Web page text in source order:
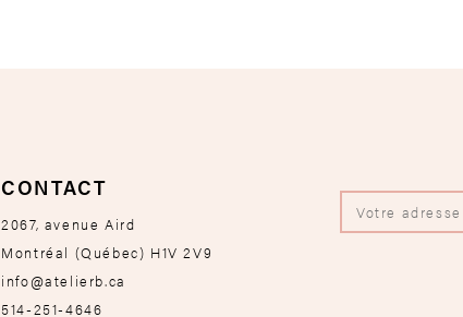
CONTACT
2067, avenue Aird
Montréal (Québec) H1V 2V9
info@atelierb.ca
514-251-4646